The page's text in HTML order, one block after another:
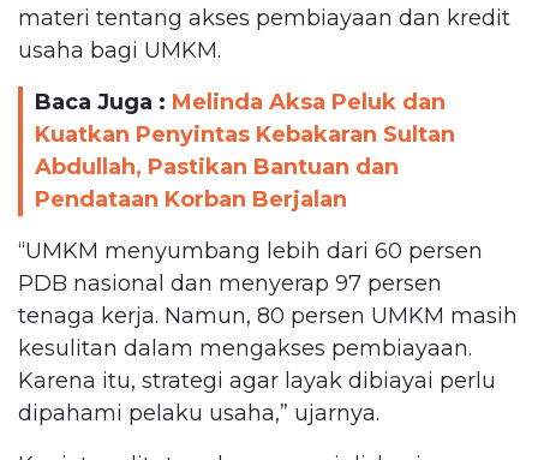
materi tentang akses pembiayaan dan kredit
usaha bagi UMKM.
Baca Juga : Melinda Aksa Peluk dan
Kuatkan Penyintas Kebakaran Sultan
Abdullah, Pastikan Bantuan dan
Pendataan Korban Berjalan
“UMKM menyumbang lebih dari 60 persen
PDB nasional dan menyerap 97 persen
tenaga kerja. Namun, 80 persen UMKM masih
kesulitan dalam mengakses pembiayaan.
Karena itu, strategi agar layak dibiayai perlu
dipahami pelaku usaha,” ujarnya.